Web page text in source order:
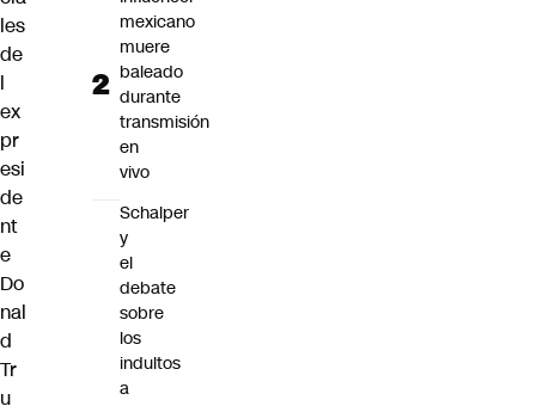
les
de
l
ex
pr
esi
de
nt
e
Do
nal
d
Tr
u
mexicano
muere
baleado
durante
transmisión
en
vivo
Schalper
y
el
debate
sobre
los
indultos
a